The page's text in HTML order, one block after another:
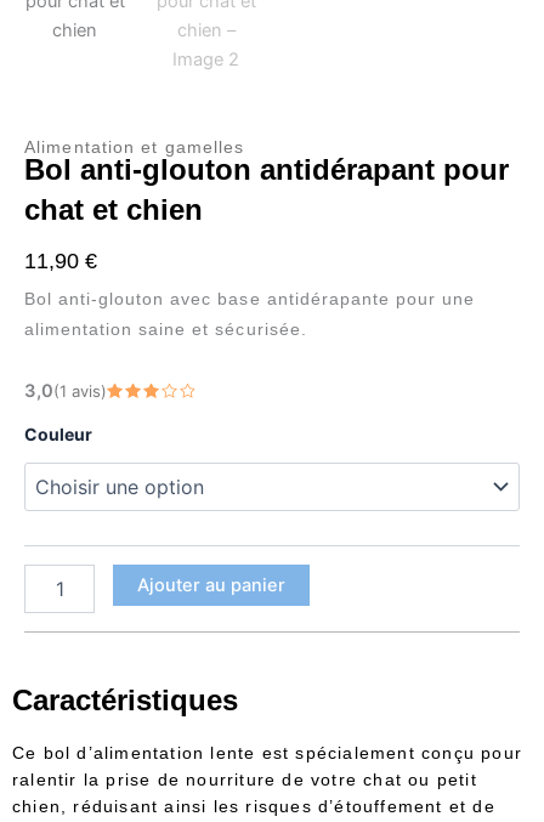
Alimentation et gamelles
Bol anti-glouton antidérapant pour
chat et chien
11,90 €
Bol anti-glouton avec base antidérapante pour une
alimentation saine et sécurisée.
3,0(1 avis)
Couleur
quantité
Bol
anti-
glouton
antidérapant
chien
Ajouter au panier
Caractéristiques
Ce bol d’alimentation lente est spécialement conçu pour
ralentir la prise de nourriture de votre chat ou petit
chien, réduisant ainsi les risques d’étouffement et de